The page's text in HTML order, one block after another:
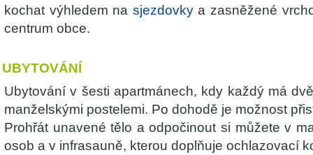
kochat výhledem na sjezdovkya zasněžené
centrum obce.
UBYTOVÁNÍ
Ubytování v šesti apartmánech, kdy každý má
manželskými postelemi. Po dohodě je možnost
Prohřát unavené tělo a odpočinout si můžete v
osob a v infrasauně, kterou doplňuje ochlazovací